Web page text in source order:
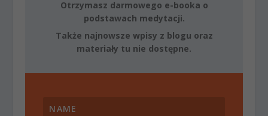
Otrzymasz darmowego e-booka o
podstawach medytacji.
Także najnowsze wpisy z blogu oraz
materiały tu nie dostępne.